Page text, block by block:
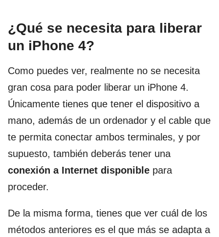
¿Qué se necesita para liberar
un iPhone 4?
Como puedes ver, realmente no se necesita
gran cosa para poder liberar un iPhone 4.
Únicamente tienes que tener el dispositivo a
mano, además de un ordenador y el cable que
te permita conectar ambos terminales, y por
supuesto, también deberás tener una
conexión a Internet disponible para
proceder.
De la misma forma, tienes que ver cuál de los
métodos anteriores es el que más se adapta a